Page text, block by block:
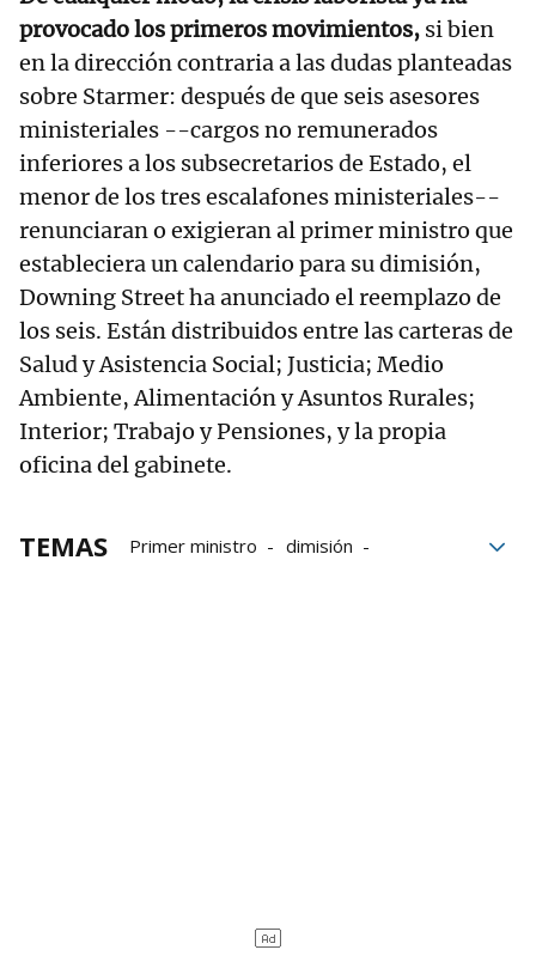
provocado los primeros movimientos, si bien
en la dirección contraria a las dudas planteadas
sobre Starmer: después de que seis asesores
ministeriales --cargos no remunerados
inferiores a los subsecretarios de Estado, el
menor de los tres escalafones ministeriales--
renunciaran o exigieran al primer ministro que
estableciera un calendario para su dimisión,
Downing Street ha anunciado el reemplazo de
los seis. Están distribuidos entre las carteras de
Salud y Asistencia Social; Justicia; Medio
Ambiente, Alimentación y Asuntos Rurales;
Interior; Trabajo y Pensiones, y la propia
oficina del gabinete.
TEMAS Primer ministro
dimisión